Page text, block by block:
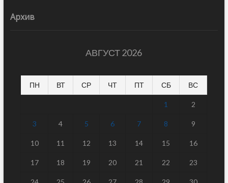
Архив
АВГУСТ 2026
ПН ВТ СР ЧТ ПТ СБ ВС
1 2
3 4 5 6 7 8 9
10 11 12 13 14 15 16
17 18 19 20 21 22 23